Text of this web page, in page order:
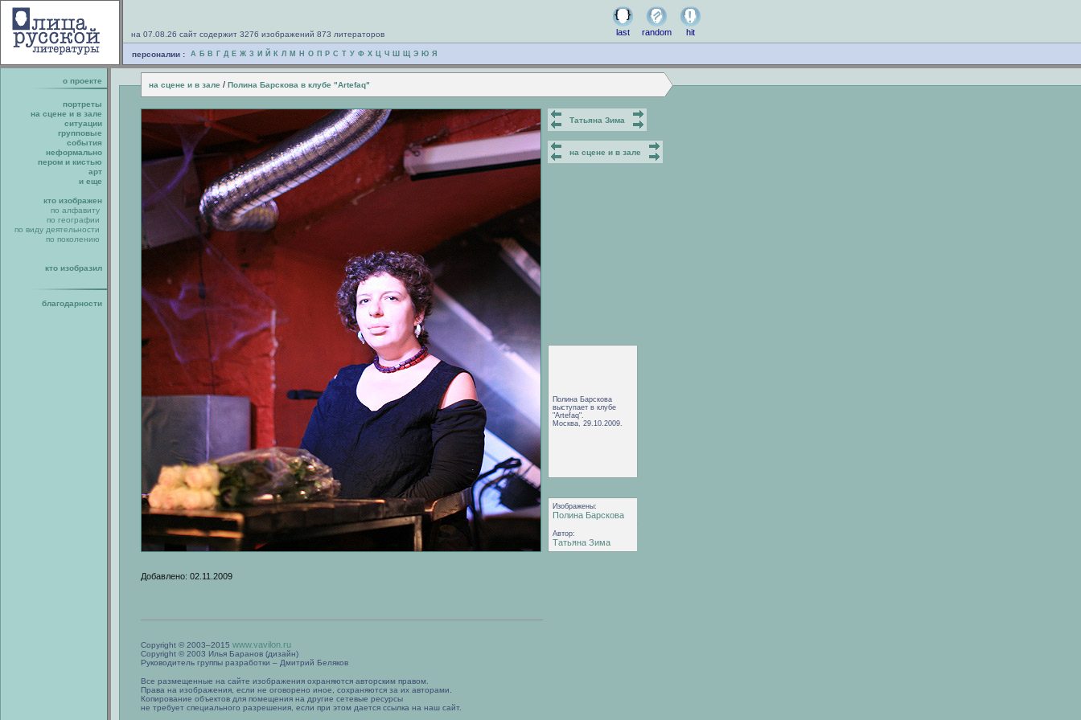
на 07.08.26 сайт содержит 3276 изображений 873 литераторов last random hit
персоналии : А Б В Г Д Е Ж З И Й К Л М Н О П Р С Т У Ф Х Ц Ч Ш Щ Э Ю Я
о проекте на сцене и в зале / Полина Барскова в клубе "Artefaq"
портреты
на сцене и в зале
ситуации
групповые
события
неформально
пером и кистью
арт
и еще
кто изображен
по алфавиту
по географии
по виду деятельности
по поколению
кто изобразил
благодарности
Татьяна Зима
на сцене и в зале
Полина Барскова
выступает в клубе
"Artefaq".
Москва, 29.10.2009.
Изображены:
Полина Барскова
Автор:
Татьяна Зима
Добавлено: 02.11.2009
Copyright © 2003–2015 www.vavilon.ru
Copyright © 2003 Илья Баранов (дизайн)
Руководитель группы разработки – Дмитрий Беляков
Все размещенные на сайте изображения охраняются авторским правом.
Права на изображения, если не оговорено иное, сохраняются за их авторами.
Копирование объектов для помещения на другие сетевые ресурсы
не требует специального разрешения, если при этом дается ссылка на наш сайт.